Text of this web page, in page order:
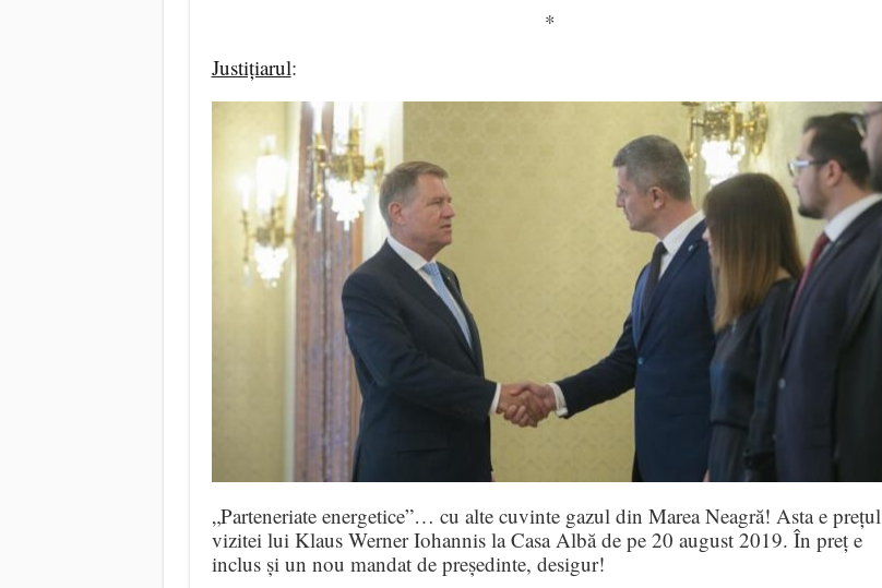
*
Justițiarul:
„Parteneriate energetice”… cu alte cuvinte gazul din Marea Neagră! Asta e prețul
vizitei lui Klaus Werner Iohannis la Casa Albă de pe 20 august 2019. În preț e
inclus și un nou mandat de președinte, desigur!